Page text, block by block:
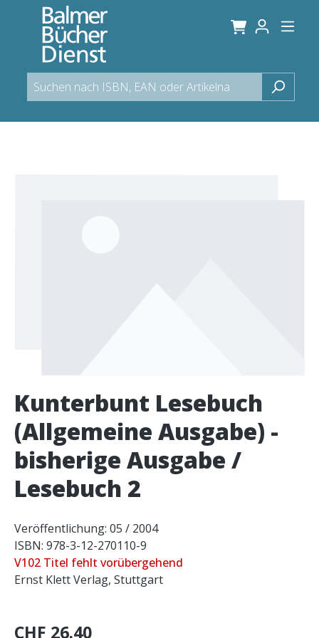
springen
Kunterbunt Lesebuch
(Allgemeine Ausgabe) -
bisherige Ausgabe /
Lesebuch 2
Veröffentlichung: 05 / 2004
ISBN: 978-3-12-270110-9
V102 Titel fehlt vorübergehend
Ernst Klett Verlag, Stuttgart
CHF 26.40